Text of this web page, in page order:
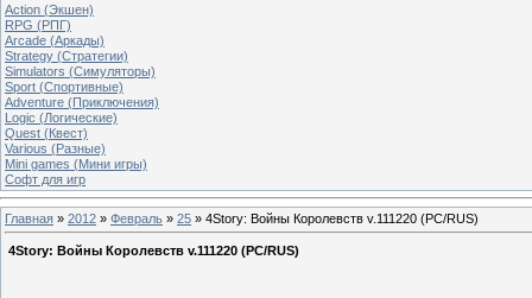
Action (Экшен)
RPG (РПГ)
Arcade (Аркады)
Strategy (Стратегии)
Simulators (Симуляторы)
Sport (Спортивные)
Adventure (Приключения)
Logic (Логические)
Quest (Квест)
Various (Разные)
Mini games (Мини игры)
Софт для игр
Главная » 2012 » Февраль » 25 » 4Story: Войны Королевств v.111220 (PC/RUS)
4Story: Войны Королевств v.111220 (PC/RUS)